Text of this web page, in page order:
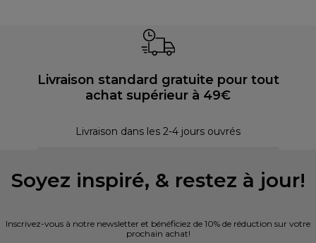
Livraison standard gratuite pour tout
achat supérieur à 49€
Livraison dans les 2-4 jours ouvrés
Soyez inspiré, & restez à jour!
Inscrivez-vous à notre newsletter et bénéficiez de 10% de réduction sur votre
prochain achat!